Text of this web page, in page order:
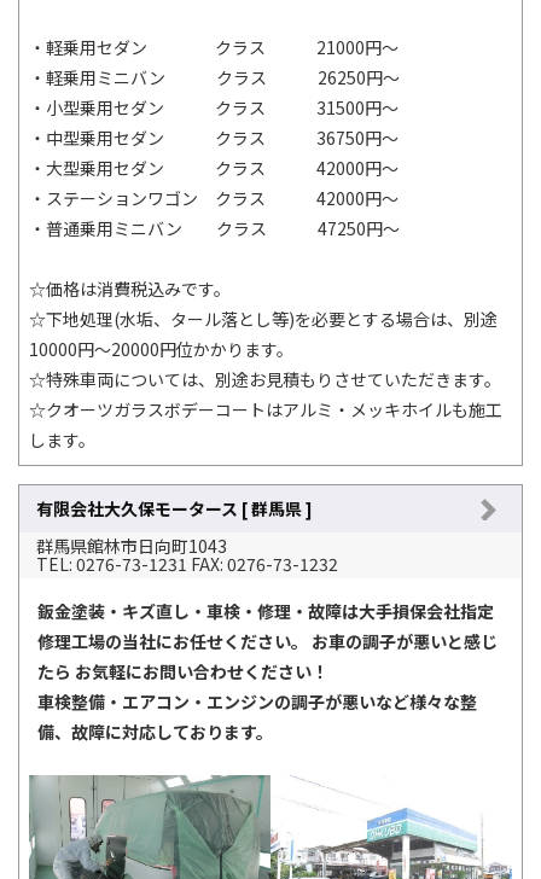
・軽乗用セダン クラス 21000円～
・軽乗用ミニバン クラス 26250円～
・小型乗用セダン クラス 31500円～
・中型乗用セダン クラス 36750円～
・大型乗用セダン クラス 42000円～
・ステーションワゴン クラス 42000円～
・普通乗用ミニバン クラス 47250円～
☆価格は消費税込みです。
☆下地処理(水垢、タール落とし等)を必要とする場合は、別途
10000円～20000円位かかります。
☆特殊車両については、別途お見積もりさせていただきます。
☆クオーツガラスボデーコートはアルミ・メッキホイルも施工
します。
有限会社大久保モータース [ 群馬県 ]
群馬県館林市日向町1043
TEL: 0276-73-1231 FAX: 0276-73-1232
鈑金塗装・キズ直し・車検・修理・故障は大手損保会社指定
修理工場の当社にお任せください。 お車の調子が悪いと感じ
たら お気軽にお問い合わせください！
車検整備・エアコン・エンジンの調子が悪いなど様々な整
備、故障に対応しております。